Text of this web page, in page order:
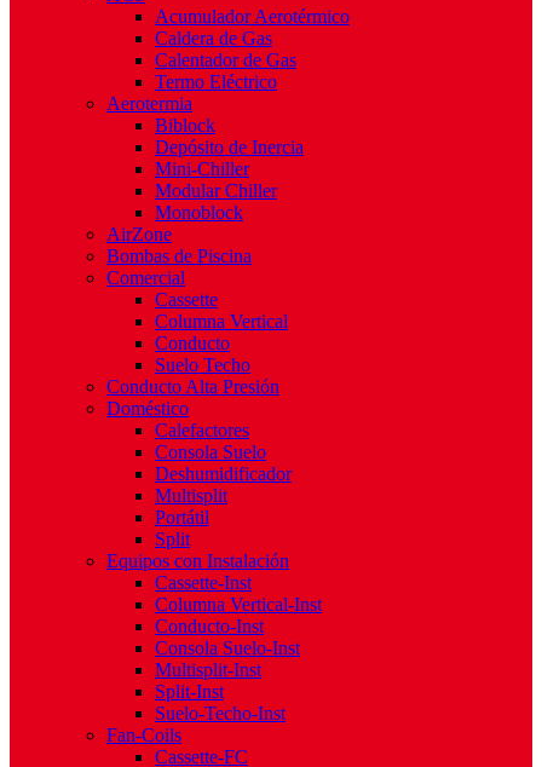
Acumulador Aerotérmico
Caldera de Gas
Calentador de Gas
Termo Eléctrico
Aerotermia
Biblock
Depósito de Inercia
Mini-Chiller
Modular Chiller
Monoblock
AirZone
Bombas de Piscina
Comercial
Cassette
Columna Vertical
Conducto
Suelo Techo
Conducto Alta Presión
Doméstico
Calefactores
Consola Suelo
Deshumidificador
Multisplit
Portátil
Split
Equipos con Instalación
Cassette-Inst
Columna Vertical-Inst
Conducto-Inst
Consola Suelo-Inst
Multisplit-Inst
Split-Inst
Suelo-Techo-Inst
Fan-Coils
Cassette-FC